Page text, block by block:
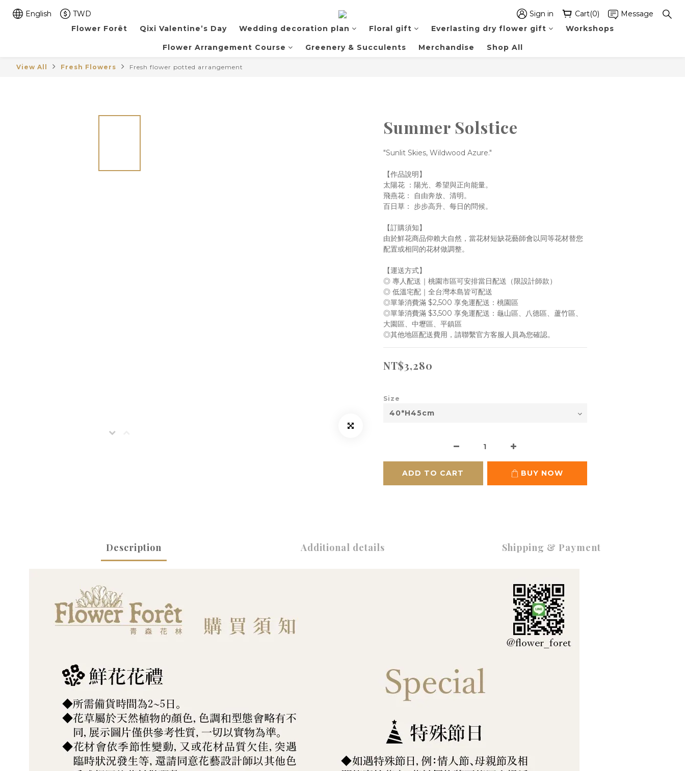
English TWD Sign in Cart(0)
Message
Flower Forêt
Qixi Valentine’s Day Wedding decoration plan Floral gift Everlasting dry flower gift Workshops
Flower Arrangement Course Greenery & Succulents Merchandise Shop All
View All Fresh Flowers Fresh flower potted arrangement
Summer Solstice
"Sunlit Skies, Wildwood Azure."
【作品說明】
太陽花 ：陽光、希望與正向能量。
飛燕花： 自由奔放、清明。
百日草： 步步高升、每日的問候。
【訂購須知】
由於鮮花商品仰賴大自然，當花材短缺花藝師會以同等花材替您
配置或相同的花材做調整。
【運送方式】
◎ 專人配送｜桃園市區可安排當日配送（限設計師款）
◎ 低溫宅配｜全台灣本島皆可配送
◎單筆消費滿 $2,500 享免運配送：桃園區
◎單筆消費滿 $3,500 享免運配送：龜山區、八德區、蘆竹區、
大園區、中壢區、平鎮區
◎其他地區配送費用，請聯繫官方客服人員為您確認。
NT$3,280
Size
ADD TO CART BUY NOW
Description Additional details Shipping & Payment